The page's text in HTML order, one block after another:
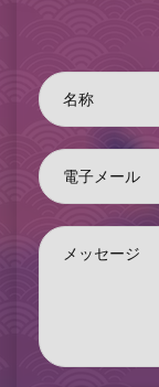
名称
電子メール
メッセージ